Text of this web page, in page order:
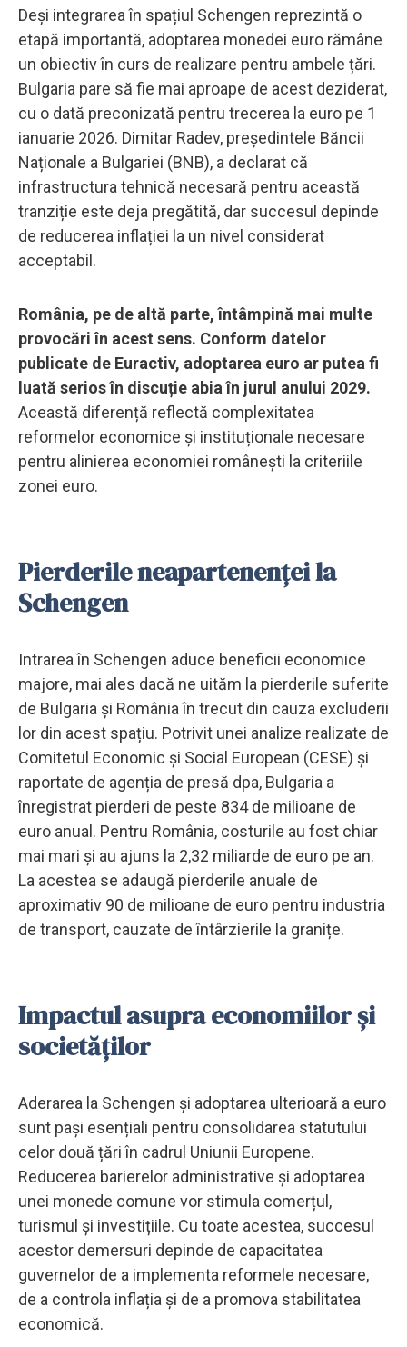
Deși integrarea în spațiul Schengen reprezintă o
etapă importantă, adoptarea monedei euro rămâne
un obiectiv în curs de realizare pentru ambele țări.
Bulgaria pare să fie mai aproape de acest deziderat,
cu o dată preconizată pentru trecerea la euro pe 1
ianuarie 2026. Dimitar Radev, președintele Băncii
Naționale a Bulgariei (BNB), a declarat că
infrastructura tehnică necesară pentru această
tranziție este deja pregătită, dar succesul depinde
de reducerea inflației la un nivel considerat
acceptabil.
România, pe de altă parte, întâmpină mai multe
provocări în acest sens. Conform datelor
publicate de Euractiv, adoptarea euro ar putea fi
luată serios în discuție abia în jurul anului 2029.
Această diferență reflectă complexitatea
reformelor economice și instituționale necesare
pentru alinierea economiei românești la criteriile
zonei euro.
Pierderile neapartenenței la
Schengen
Intrarea în Schengen aduce beneficii economice
majore, mai ales dacă ne uităm la pierderile suferite
de Bulgaria și România în trecut din cauza excluderii
lor din acest spațiu. Potrivit unei analize realizate de
Comitetul Economic și Social European (CESE) și
raportate de agenția de presă dpa, Bulgaria a
înregistrat pierderi de peste 834 de milioane de
euro anual. Pentru România, costurile au fost chiar
mai mari și au ajuns la 2,32 miliarde de euro pe an.
La acestea se adaugă pierderile anuale de
aproximativ 90 de milioane de euro pentru industria
de transport, cauzate de întârzierile la granițe.
Impactul asupra economiilor și
societăților
Aderarea la Schengen și adoptarea ulterioară a euro
sunt pași esențiali pentru consolidarea statutului
celor două țări în cadrul Uniunii Europene.
Reducerea barierelor administrative și adoptarea
unei monede comune vor stimula comerțul,
turismul și investițiile. Cu toate acestea, succesul
acestor demersuri depinde de capacitatea
guvernelor de a implementa reformele necesare,
de a controla inflația și de a promova stabilitatea
economică.